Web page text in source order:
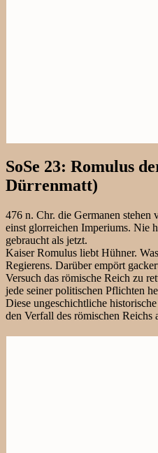
SoSe 23: Romulus
Dürrenmatt)
476 n. Chr. die Germanen stehen
einst glorreichen Imperiums. Nie
gebraucht als jetzt.
Kaiser Romulus liebt Hühner.
Regierens. Darüber empört
Versuch das römische Reich zu
jede seiner politischen Pflichten
Diese ungeschichtliche
den Verfall des römischen Reichs